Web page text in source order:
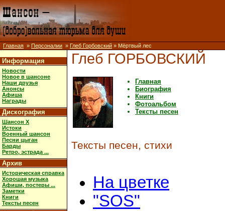
Главная » Персоналии » Глеб Горбовский » Мёртвый лес
Информация
Новости
Новое в шансоне
Наши друзья
Анонсы
Афиша
Награды
Дискография
Шансон X
Истоки
Военный шансон
Песни цыган
Барды
Ретро, эстрада ...
Архив
Историческая справка
Хорошая музыка
Афиши, постеры ...
Заметки
Книги
Тексты песен
Глеб ГОРБОВСКИЙ
Главная
Биография
Книги
Фотоальбом
Тексты песен
Тексты песен, стихи
На цветке
"SOS"